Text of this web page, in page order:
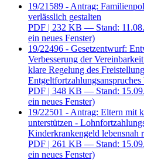
19/21589 - Antrag:
verlässlich gestalten
PDF | 232 KB — Stand:
ein neues Fenster)
19/22496 - Gesetzentwurf:
Verbesserung der
klare Regelung des
PDF | 348 KB — Stand:
ein neues Fenster)
19/22501 - Antrag: Eltern mit
unterstützen -
Kinderkrankengeld lebensnah
PDF | 261 KB — Stand:
ein neues Fenster)